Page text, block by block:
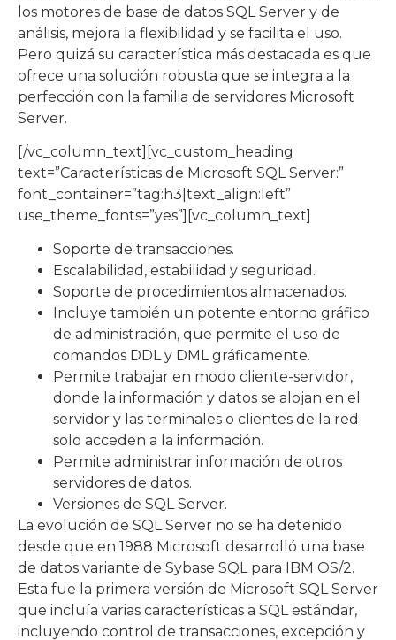
los motores de base de datos SQL Server y de
análisis, mejora la flexibilidad y se facilita el uso.
Pero quizá su característica más destacada es que
ofrece una solución robusta que se integra a la
perfección con la familia de servidores Microsoft
Server.
[/vc_column_text][vc_custom_heading
text=”Características de Microsoft SQL Server:”
font_container=”tag:h3|text_align:left”
use_theme_fonts=”yes”][vc_column_text]
Soporte de transacciones.
Escalabilidad, estabilidad y seguridad.
Soporte de procedimientos almacenados.
Incluye también un potente entorno gráfico
de administración, que permite el uso de
comandos DDL y DML gráficamente.
Permite trabajar en modo cliente-servidor,
donde la información y datos se alojan en el
servidor y las terminales o clientes de la red
solo acceden a la información.
Permite administrar información de otros
servidores de datos.
Versiones de SQL Server.
La evolución de SQL Server no se ha detenido
desde que en 1988 Microsoft desarrolló una base
de datos variante de Sybase SQL para IBM OS/2.
Esta fue la primera versión de Microsoft SQL Server
que incluía varias características a SQL estándar,
incluyendo control de transacciones, excepción y